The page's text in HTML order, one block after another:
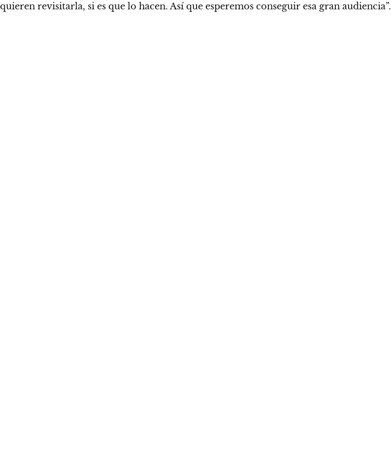
quieren revisitarla, si es que lo hacen. Así que esperemos conseguir esa gran audiencia”.